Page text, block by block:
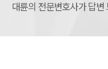
대륜의 전문변호사가 답변